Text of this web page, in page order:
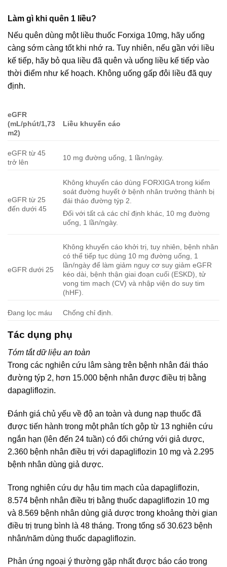
Làm gì khi quên 1 liều?
Nếu quên dùng một liều thuốc Forxiga 10mg, hãy uống
càng sớm càng tốt khi nhớ ra. Tuy nhiên, nếu gần với liều
kế tiếp, hãy bỏ qua liều đã quên và uống liều kế tiếp vào
thời điểm như kế hoạch. Không uống gấp đôi liều đã quy
định.
eGFR
(mL/phút/1,73
m2)
Liều khuyến cáo
eGFR từ 45
trở lên
10 mg đường uống, 1 lần/ngày.
eGFR từ 25
đến dưới 45
Không khuyến cáo dùng FORXIGA trong kiểm
soát đường huyết ở bệnh nhân trưởng thành bị
đái tháo đường týp 2.
Đối với tất cả các chỉ định khác, 10 mg đường
uống, 1 lần/ngày.
eGFR dưới 25
Không khuyến cáo khởi trị, tuy nhiên, bệnh nhân
có thể tiếp tục dùng 10 mg đường uống, 1
lần/ngày để làm giảm nguy cơ suy giảm eGFR
kéo dài, bệnh thận giai đoạn cuối (ESKD), tử
vong tim mạch (CV) và nhập viện do suy tim
(hHF).
Đang lọc máu Chống chỉ định.
Tác dụng phụ
Tóm tắt dữ liệu an toàn
Trong các nghiên cứu lâm sàng trên bệnh nhân đái tháo
đường týp 2, hơn 15.000 bệnh nhân được điều trị bằng
dapagliflozin.
Đánh giá chủ yếu về độ an toàn và dung nạp thuốc đã
được tiến hành trong một phân tích gộp từ 13 nghiên cứu
ngắn hạn (lên đến 24 tuần) có đối chứng với giả dược,
2.360 bệnh nhân điều trị với dapagliflozin 10 mg và 2.295
bệnh nhân dùng giả dược.
Trong nghiên cứu dự hậu tim mạch của dapagliflozin,
8.574 bệnh nhân điều trị bằng thuốc dapagliflozin 10 mg
và 8.569 bệnh nhân dùng giả dược trong khoảng thời gian
điều trị trung bình là 48 tháng. Trong tổng số 30.623 bệnh
nhân/năm dùng thuốc dapagliflozin.
Phản ứng ngoại ý thường gặp nhất được báo cáo trong